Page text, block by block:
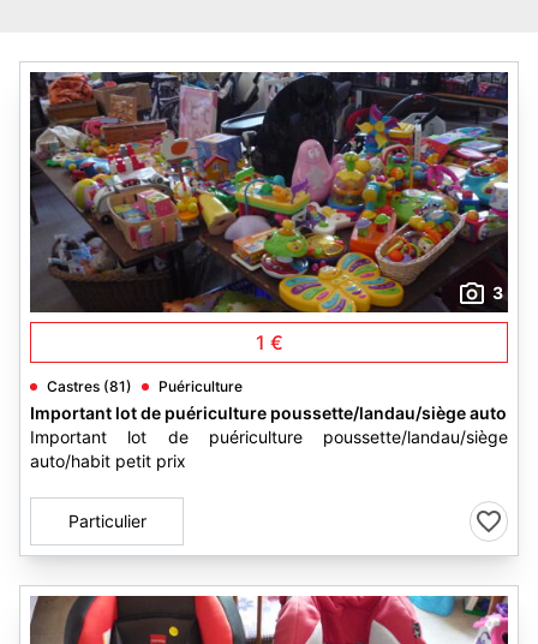
3
1 €
Castres (81) Puériculture
Important lot de puériculture poussette/landau/siège auto
Important lot de puériculture poussette/landau/siège
auto/habit petit prix
Particulier